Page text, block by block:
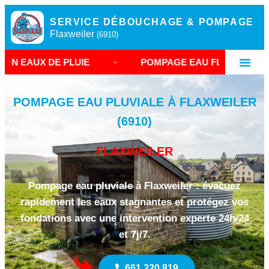
SERVICE DÉBOUCHAGE & POMPAGE
Flaxweiler (6910)
PLUIE • POMPAGE EAU FLAXWEILER •
POMPAGE EAU PLUVIALE À FLAXWEILER
(6910)
FLAXWEILER
Pompage eau pluviale à Flaxweiler : évacuez
rapidement les eaux stagnantes et protégez vos
fondations avec une intervention experte 24h/24
et 7j/7.